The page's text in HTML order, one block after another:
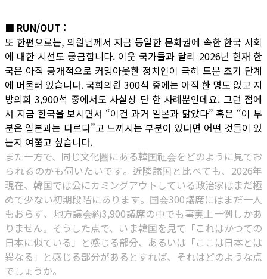
■ RUN/OUT :
또 한편으로는, 의원님께서 지금 동일한 문화권에 속한 한국 사회
에 대한 시선도 궁금합니다. 이웃 국가들과 달리 2026년 현재 한
국은 아직 공개적으로 커밍아웃한 정치인이 극히 드문 초기 단계
에 머물러 있습니다. 국회의원 300석 중에는 아직 한 명도 없고 지
방의회 3,900석 중에서도 사실상 단 한 사례뿐인데요. 그런 점에
서 지금 한국을 보시면서 “이건 과거 일본과 닮았다” 혹은 “이 부
분은 일본과는 다르다”고 느끼시는 부분이 있다면 어떤 것들이 있
는지 여쭙고 싶습니다.
また一方で、同じ文化圏にある韓国社会をどのように見てお
られるのかも伺いたいです。近隣諸国と比べても、2026年
現在、韓国では公にカミングアウトしている政治家はまだ極
めて少ない初期段階にあります。国会300議席にはまだ一人
もおらず、地方議会約3,900議席の中でも事実上一例しかあ
りません。そうした点で、いま韓国を見て「これはかつての
日本に似ている」と感じる部分、あるいは「ここは日本とは
異なる」と感じる部分があるとすれば、それはどのような点
でしょうか。